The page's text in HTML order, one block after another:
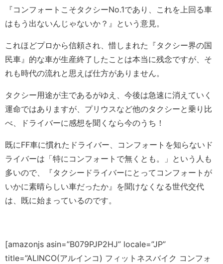
『コンフォートこそタクシーNo.1であり、これを上回る車
はもう出ないんじゃないか？』という意見。
これほどプロから信頼され、惜しまれた『タクシー界の国
民車』的な車が生産終了したことは本当に残念ですが、そ
れも時代の流れと思えば仕方がありません。
タクシー用途が主であるがゆえ、今後は急速に消えていく
運命ではありますが、プリウスなど他のタクシーと乗り比
べ、ドライバーに感想を聞くなら今のうち！
既にFF車に慣れたドライバー、コンフォートを知らないド
ライバーは「特にコンフォートで無くとも。」という人も
多いので、『タクシードライバーにとってコンフォートが
いかに素晴らしい車だったか』を聞けなくなる世代交代
は、既に始まっているのです。
[amazonjs asin=”B079PJP2HJ” locale=”JP”
title=”ALINCO(アルインコ) フィットネスバイク コンフォ